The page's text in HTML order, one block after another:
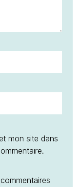
mon site dans